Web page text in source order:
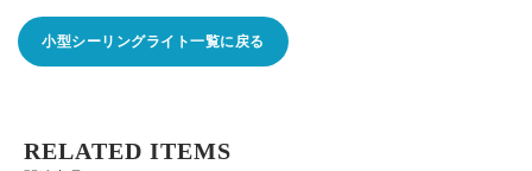
小型シーリングライト一覧に戻る
RELATED ITEMS